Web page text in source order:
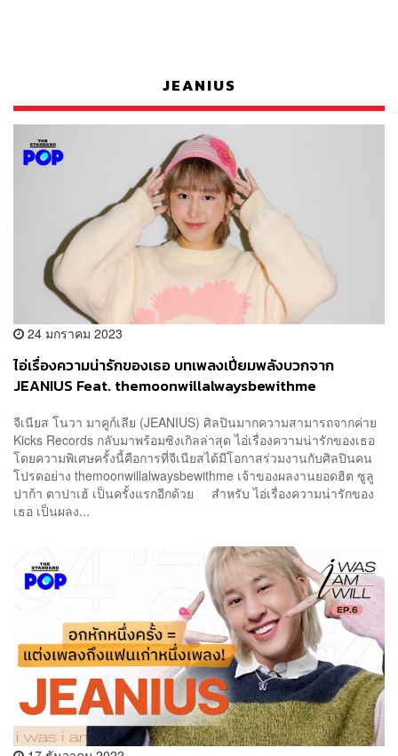
JEANIUS
24 มกราคม 2023
ไอ่เรื่องความน่ารักของเธอ บทเพลงเปี่ยมพลังบวกจาก
JEANIUS Feat. themoonwillalwaysbewithme
จีเนียส โนวา มาคูก์เลีย (JEANIUS) ศิลปินมากความสามารถจากค่าย
Kicks Records กลับมาพร้อมซิงเกิลล่าสุด ไอ่เรื่องความน่ารักของเธอ
โดยความพิเศษครั้งนี้คือการที่จีเนียสได้มีโอกาสร่วมงานกับศิลปินคน
โปรดอย่าง themoonwillalwaysbewithme เจ้าของผลงานยอดฮิต ซูลู
ปาก้า ตาปาเฮ้ เป็นครั้งแรกอีกด้วย สำหรับ ไอ่เรื่องความน่ารักของ
เธอ เป็นผลง...